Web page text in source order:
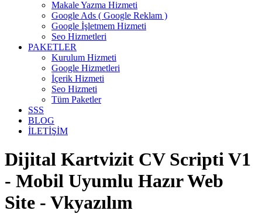
Makale Yazma Hizmeti
Google Ads ( Google Reklam )
Google İşletmem Hizmeti
Seo Hizmetleri
PAKETLER
Kurulum Hizmeti
Google Hizmetleri
İçerik Hizmeti
Seo Hizmeti
Tüm Paketler
SSS
BLOG
İLETİŞİM
Dijital Kartvizit CV Scripti V1
- Mobil Uyumlu Hazır Web
Site - Vkyazılım